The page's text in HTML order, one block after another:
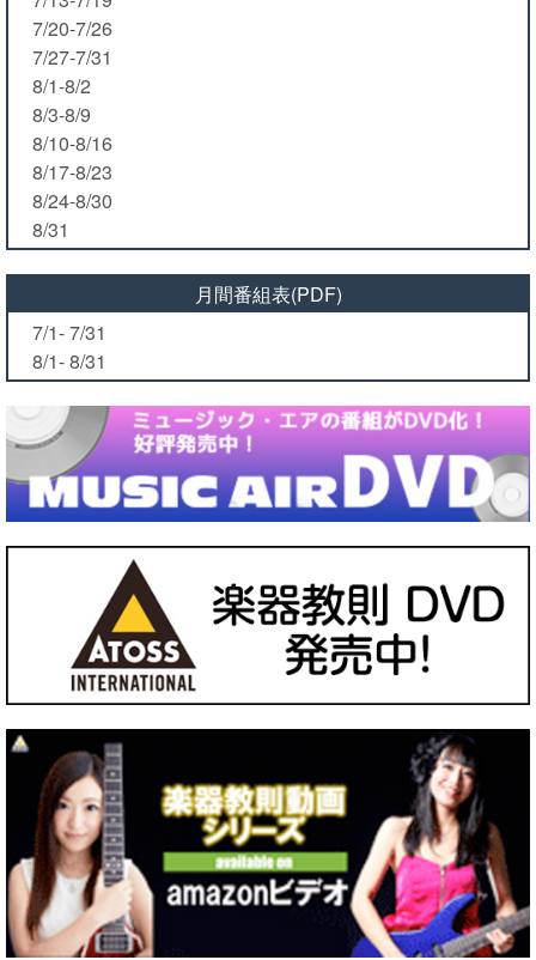
7/20-7/26
7/27-7/31
8/1-8/2
8/3-8/9
8/10-8/16
8/17-8/23
8/24-8/30
8/31
月間番組表(PDF)
7/1- 7/31
8/1- 8/31